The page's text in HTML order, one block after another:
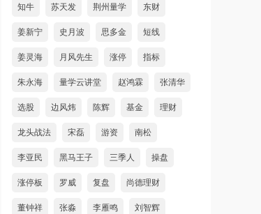
知牛 苏天发 荆州量学 东财
姜新宁 史月波 思多金 短线
姜灵海 月风先生 涨停 指标
朱永海 量学云讲堂 赵鸿霖 张清华
选股 边风炜 陈辉 基金 理财
龙头战法 宋磊 游资 南松
李亚民 黑马王子 三季人 操盘
涨停板 罗威 复盘 尚德理财
董钟祥 张淼 李雁鸣 刘智辉